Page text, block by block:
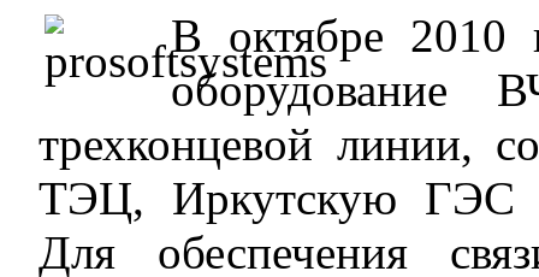
В октябре 2010
оборудование
трехконцевой линии,
ТЭЦ, Иркутскую ГЭС
Для обеспечения